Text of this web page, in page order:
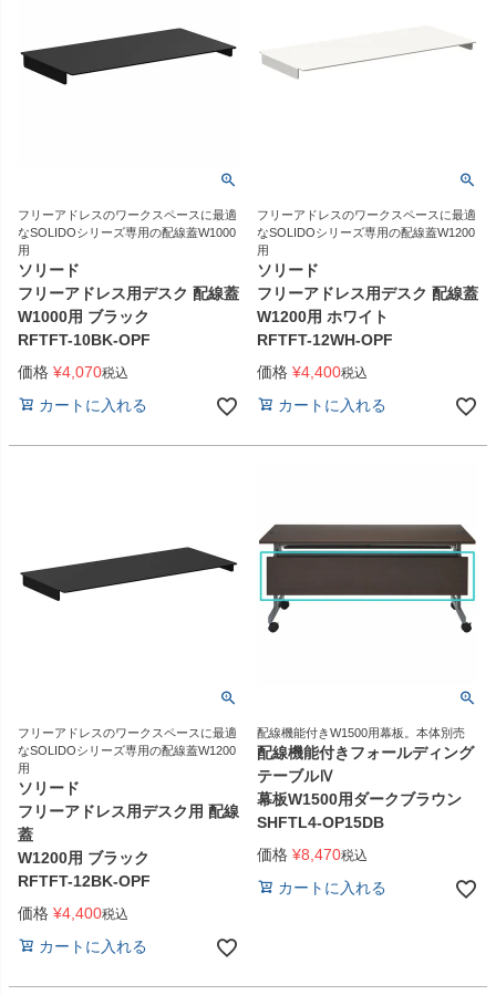
フリーアドレスのワークスペースに最適
なSOLIDOシリーズ専用の配線蓋W1000
用
ソリード
フリーアドレス用デスク 配線蓋
W1000用 ブラック
RFTFT-10BK-OPF
価格 ¥4,070税込
カートに入れる
フリーアドレスのワークスペースに最適
なSOLIDOシリーズ専用の配線蓋W1200
用
ソリード
フリーアドレス用デスク 配線蓋
W1200用 ホワイト
RFTFT-12WH-OPF
価格 ¥4,400税込
カートに入れる
フリーアドレスのワークスペースに最適
なSOLIDOシリーズ専用の配線蓋W1200
用
ソリード
フリーアドレス用デスク用 配線
蓋
W1200用 ブラック
RFTFT-12BK-OPF
価格 ¥4,400税込
カートに入れる
配線機能付きW1500用幕板。本体別売
配線機能付きフォールディング
テーブルⅣ
幕板W1500用ダークブラウン
SHFTL4-OP15DB
価格 ¥8,470税込
カートに入れる